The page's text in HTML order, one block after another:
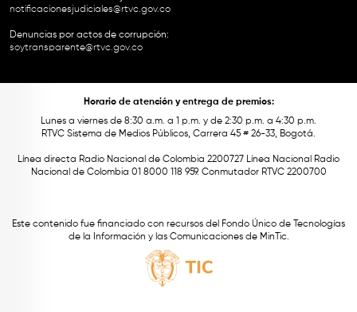
notificacionesjudiciales@rtvc.gov.co
Denuncias por actos de corrupción:
soytransparente@rtvc.gov.co
Horario de atención y entrega de premios:
Lunes a viernes de 8:30 a.m. a 1 p.m. y de 2:30 p.m. a 4:30 p.m.
RTVC Sistema de Medios Públicos, Carrera 45 # 26-33, Bogotá.
Línea directa Radio Nacional de Colombia 2200727 Línea Nacional Radio
Nacional de Colombia 01 8000 118 959. Conmutador RTVC 2200700
Este contenido fue financiado con recursos del Fondo Único de Tecnologías
de la Información y las Comunicaciones de MinTic.